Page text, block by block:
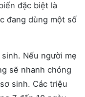
đặc biệt là
đang dùng một số
Nếu người mẹ
sẽ nhanh chóng
sinh. Các triệu